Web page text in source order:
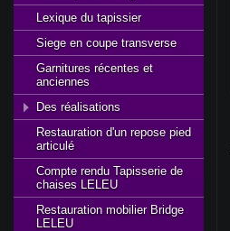
Lexique du tapissier
Siege en coupe transverse
Garnitures récentes et
anciennes
Des réalisations
Restauration d'un repose pied
articulé
Compte rendu Tapisserie de
chaises LELEU
Restauration mobilier Bridge
LELEU